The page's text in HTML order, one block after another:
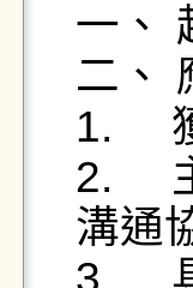
一、
二、
1.	獲教育部認可之國內外大專以上學歷。
2.	主動積極、配合度高，有責任感，具問題解決、
溝通
3.	具政府機關行政經驗、相關採購實務經驗或具備